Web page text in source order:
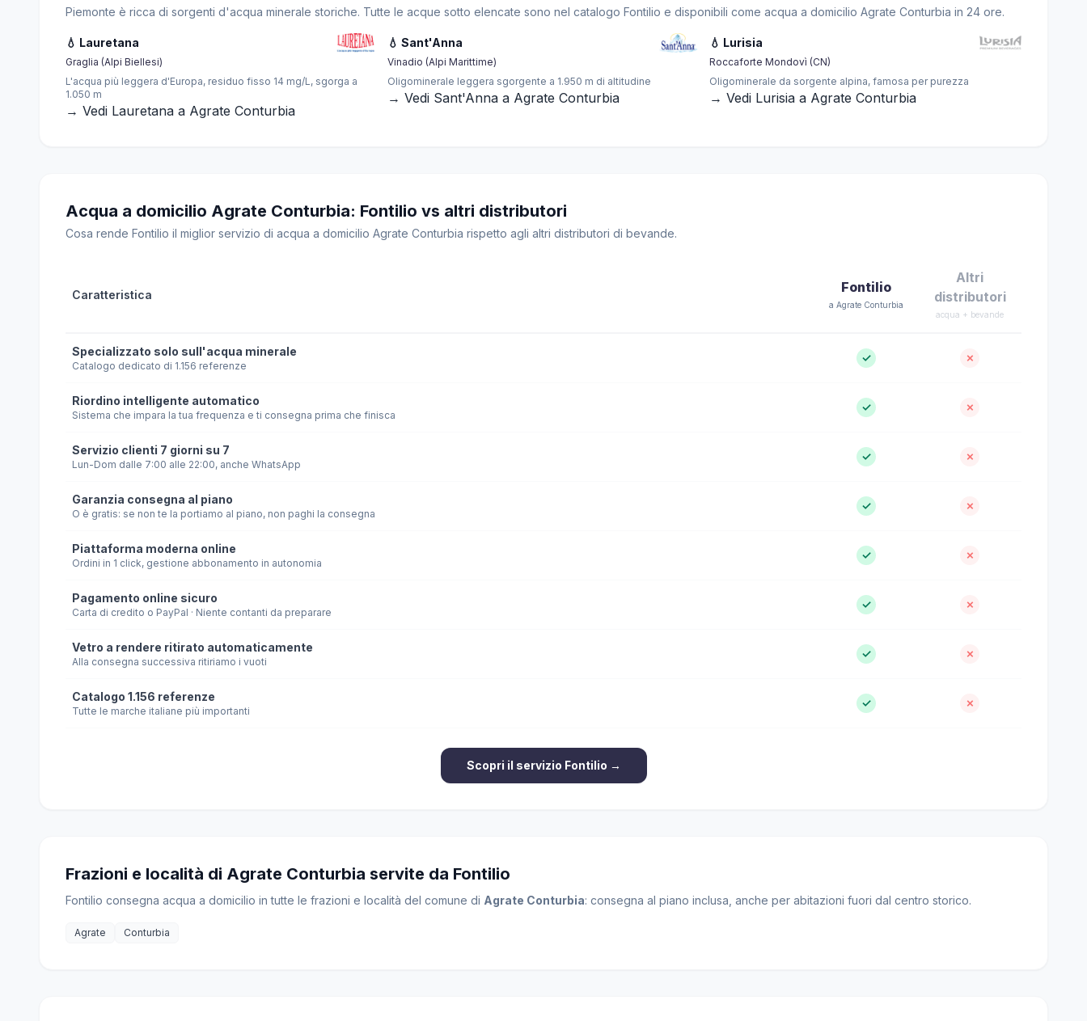
Piemonte è ricca di sorgenti d'acqua minerale storiche. Tutte le acque sotto elencate sono nel catalogo Fontilio e disponibili come acqua a domicilio Agrate Conturbia in 24 ore.
💧 Lauretana
Graglia (Alpi Biellesi)
L'acqua più leggera d'Europa, residuo fisso 14 mg/L, sgorga a
1.050 m
→ Vedi Lauretana a Agrate Conturbia
💧 Sant'Anna
Vinadio (Alpi Marittime)
Oligominerale leggera sgorgente a 1.950 m di altitudine
→ Vedi Sant'Anna a Agrate Conturbia
💧 Lurisia
Roccaforte Mondovì (CN)
Oligominerale da sorgente alpina, famosa per purezza
→ Vedi Lurisia a Agrate Conturbia
Acqua a domicilio Agrate Conturbia: Fontilio vs altri distributori
Cosa rende Fontilio il miglior servizio di acqua a domicilio Agrate Conturbia rispetto agli altri distributori di bevande.
Caratteristica Fontilio
a Agrate Conturbia
Altri
distributori
acqua + bevande
Specializzato solo sull'acqua minerale
Catalogo dedicato di 1.156 referenze
✓ ✗
Riordino intelligente automatico
Sistema che impara la tua frequenza e ti consegna prima che finisca
✓ ✗
Servizio clienti 7 giorni su 7
Lun-Dom dalle 7:00 alle 22:00, anche WhatsApp
✓ ✗
Garanzia consegna al piano
O è gratis: se non te la portiamo al piano, non paghi la consegna
✓ ✗
Piattaforma moderna online
Ordini in 1 click, gestione abbonamento in autonomia
✓ ✗
Pagamento online sicuro
Carta di credito o PayPal · Niente contanti da preparare
✓ ✗
Vetro a rendere ritirato automaticamente
Alla consegna successiva ritiriamo i vuoti
✓ ✗
Catalogo 1.156 referenze
Tutte le marche italiane più importanti
✓ ✗
Scopri il servizio Fontilio →
Frazioni e località di Agrate Conturbia servite da Fontilio
Fontilio consegna acqua a domicilio in tutte le frazioni e località del comune di Agrate Conturbia: consegna al piano inclusa, anche per abitazioni fuori dal centro storico.
Agrate Conturbia